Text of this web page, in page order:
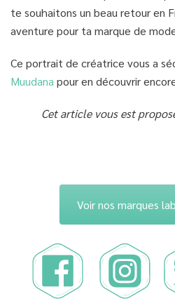
te souhaitons un beau retour en
aventure pour ta marque de
Ce portrait de créatrice vous a
Muudanapour en découvrir
Cet article vous est
Voir nos marques